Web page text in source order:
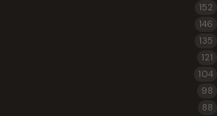
152
146
135
121
104
98
88